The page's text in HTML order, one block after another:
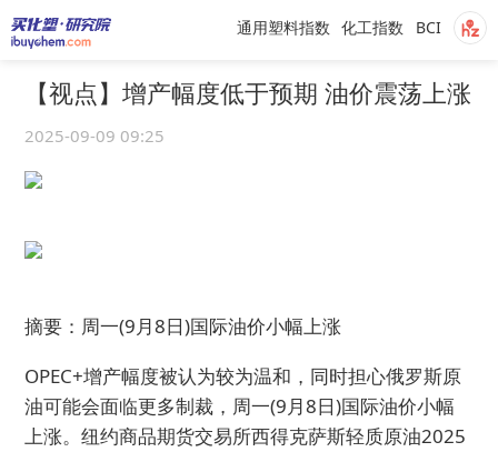
BCI
化工指数
通用塑料指数
【视点】增产幅度低于预期 油价震荡上涨
2025-09-09 09:25
摘要：周一(9月8日)国际油价小幅上涨
OPEC+增产幅度被认为较为温和，同时担心俄罗斯原
油可能会面临更多制裁，周一(9月8日)国际油价小幅
上涨。纽约商品期货交易所西得克萨斯轻质原油2025